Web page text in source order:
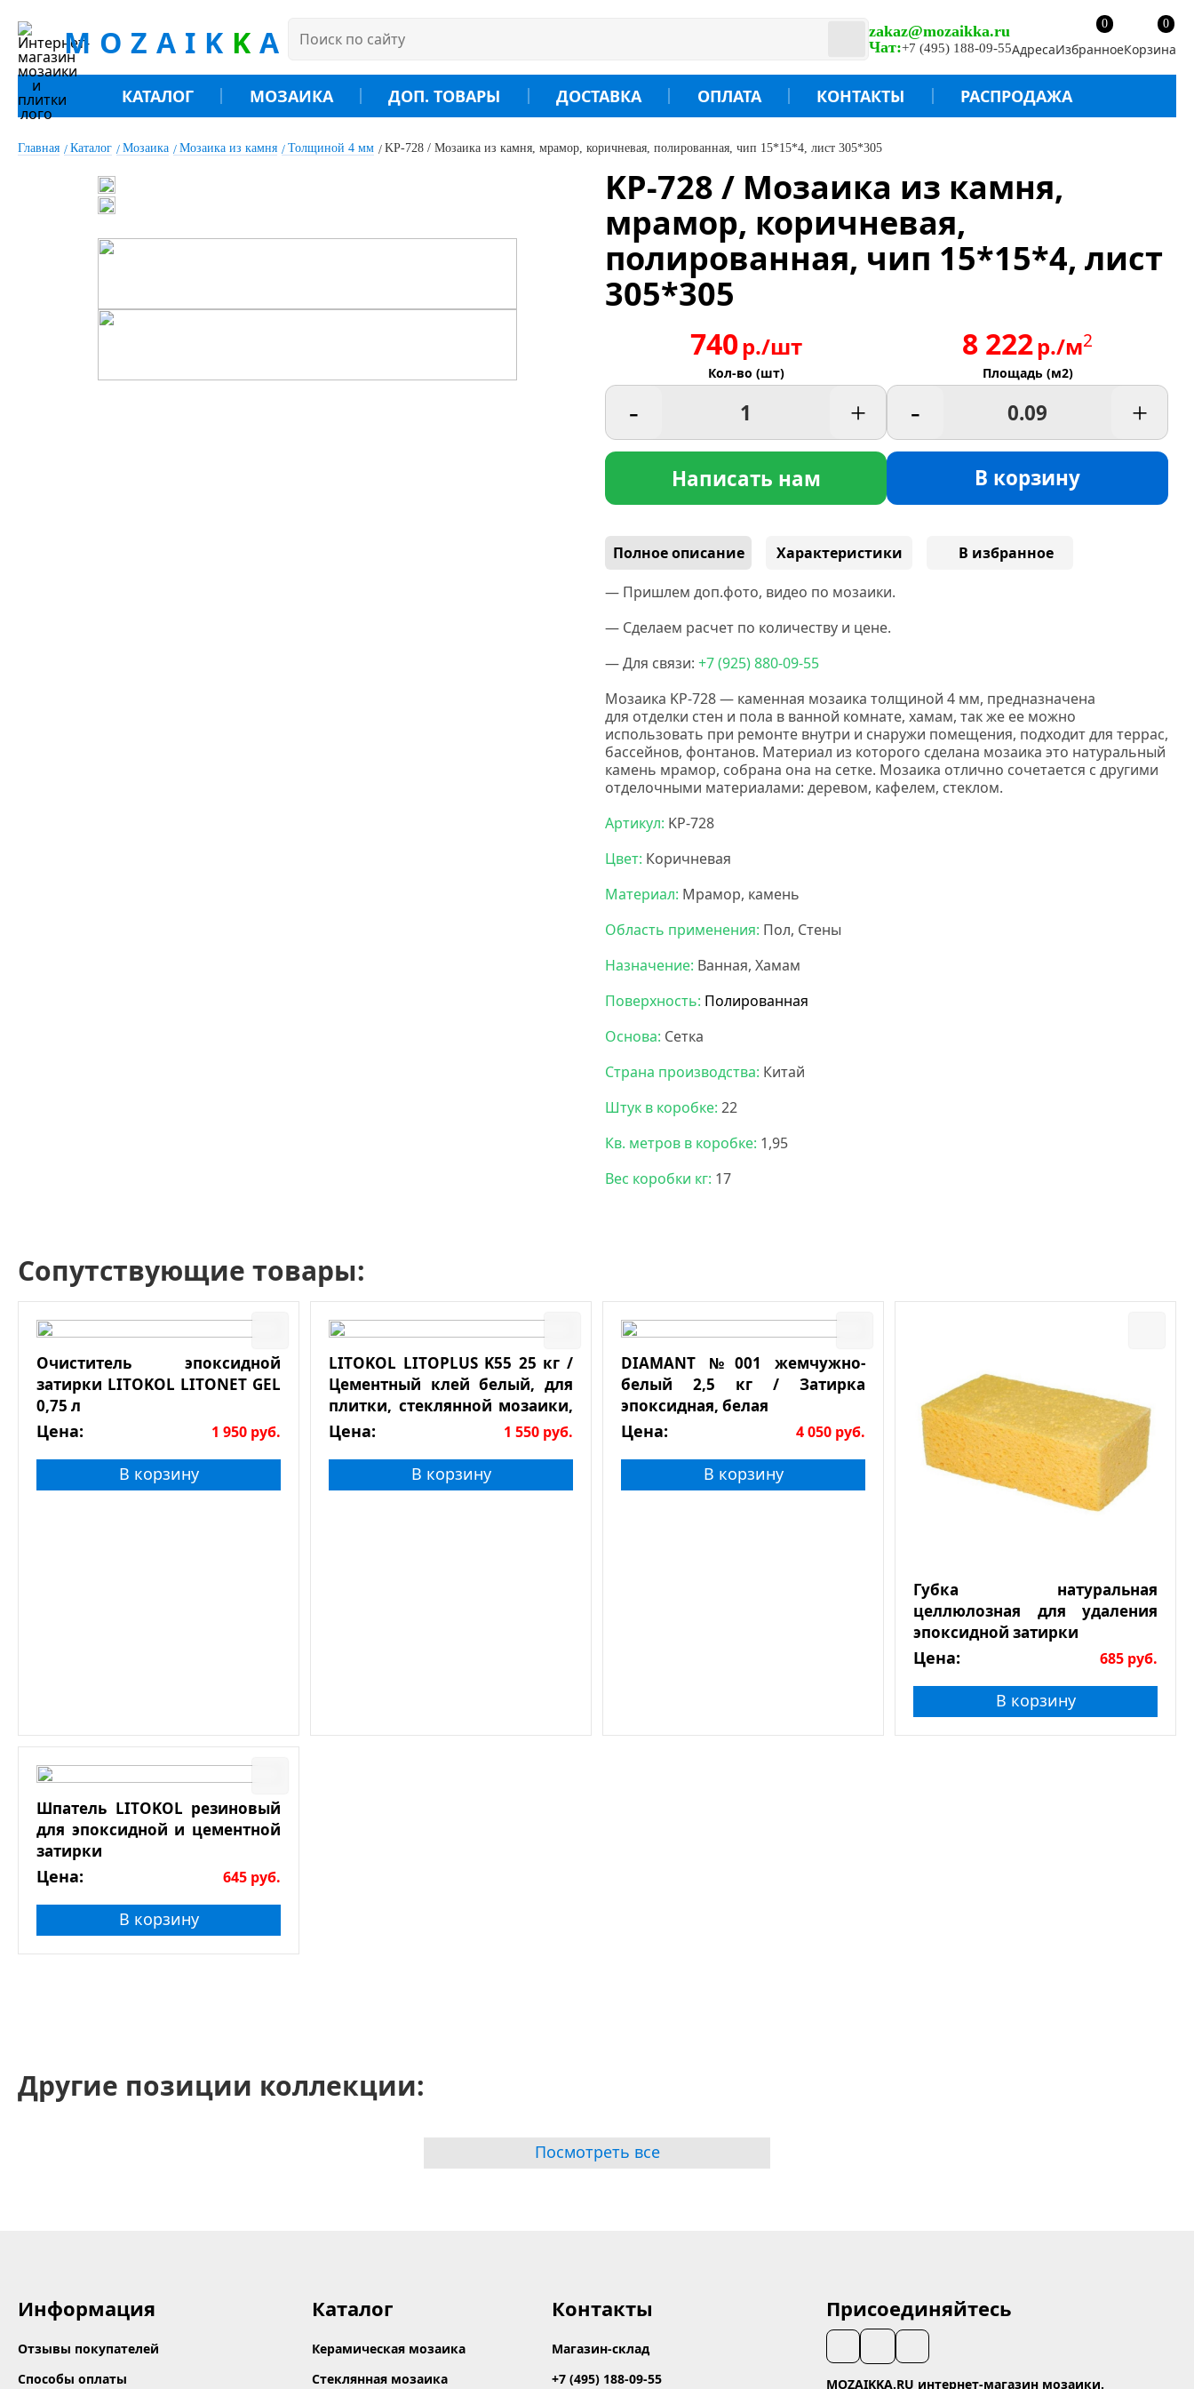
MOZAIK K A
zakaz@mozaikka.ru
Чат:+7 (495) 188-09-55Адреса
0
ИзбранноеКорзина
0
КАТАЛОГ МОЗАИКА ДОП. ТОВАРЫ ДОСТАВКА ОПЛАТА КОНТАКТЫ РАСПРОДАЖА
Главная Каталог Мозаика Мозаика из камня Толщиной 4 мм KP-728 / Мозаика из камня, мрамор, коричневая, полированная, чип 15*15*4, лист 305*305
KP-728 / Мозаика из камня,
мрамор, коричневая,
полированная, чип 15*15*4, лист
305*305
740р./шт
Кол-во (шт)
- +
Написать нам
8 222р./м2
Площадь (м2)
- +
В корзину
Полное описание Характеристики
В избранное
— Пришлем доп.фото, видео по мозаики.
— Сделаем расчет по количеству и цене.
— Для связи: +7(925) 880-09-55
Мозаика KP-728 — каменная мозаика толщиной 4 мм, предназначена
для отделки стен и пола в ванной комнате, хамам, так же ее можно
использовать при ремонте внутри и снаружи помещения, подходит для террас,
бассейнов, фонтанов. Материал из которого сделана мозаика это натуральный
камень мрамор, собрана она на сетке. Мозаика отлично сочетается с другими
отделочными материалами: деревом, кафелем, стеклом.
Артикул: KP-728
Цвет: Коричневая
Материал: Мрамор, камень
Область применения: Пол, Стены
Назначение: Ванная, Хамам
Поверхность: Полированная
Основа: Сетка
Страна производства: Китай
Штук в коробке: 22
Кв. метров в коробке: 1,95
Вес коробки кг: 17
Сопутствующие товары:
Очиститель эпоксидной
затирки LITOKOL LITONET GEL
0,75 л
Цена: 1 950 руб.
В корзину
LITOKOL LITOPLUS K55 25 кг /
Цементный клей белый, для
плитки, стеклянной мозаики,
натурального камня
Цена: 1 550 руб.
В корзину
DIAMANT №001 жемчужно-
белый 2,5 кг / Затирка
эпоксидная, белая
Цена: 4 050 руб.
В корзину
Губка натуральная
целлюлозная для удаления
эпоксидной затирки
Цена: 685 руб.
В корзину
Шпатель LITOKOL резиновый
для эпоксидной и цементной
затирки
Цена: 645 руб.
В корзину
Другие позиции коллекции:
Посмотреть все
Информация
Отзывы покупателей
Способы оплаты
Каталог
Керамическая мозаика
Стеклянная мозаика
Контакты
Магазин-склад
+7 (495) 188-09-55
Присоединяйтесь
MOZAIKKA.RU интернет-магазин мозаики.